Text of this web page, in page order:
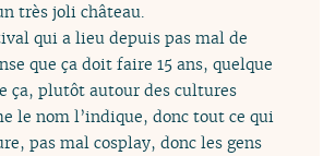
très joli château.
qui a lieu depuis pas mal de
que ça doit faire 15 ans, quelque
ça, plutôt autour des cultures
le nom l’indique, donc tout ce qui
pas mal cosplay, donc les gens